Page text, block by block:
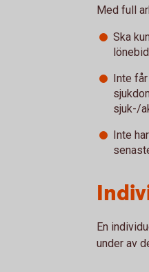
Med full
Ska
Inte
sjuk-/
Inte
En
under av